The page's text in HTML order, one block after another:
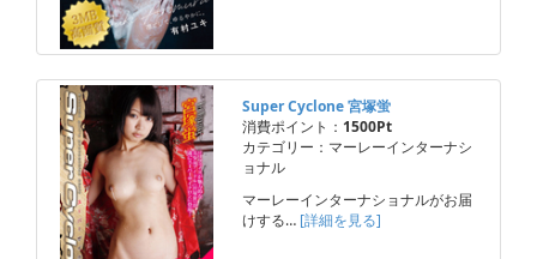
Super Cyclone 宮塚蛍
消費ポイント： 1500Pt
カテゴリー：マーレーインターナシ
ョナル
マーレーインターナショナルがお届
けする… [詳細を見る]